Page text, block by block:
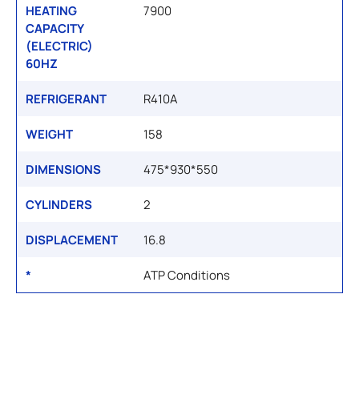
HEATING
CAPACITY
(ELECTRIC)
60HZ
7900
REFRIGERANT R410A
WEIGHT 158
DIMENSIONS 475*930*550
CYLINDERS 2
DISPLACEMENT 16.8
* ATP Conditions